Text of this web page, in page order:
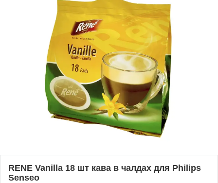
RENE Vanilla 18 шт кава в чалдах для Philips
Senseo